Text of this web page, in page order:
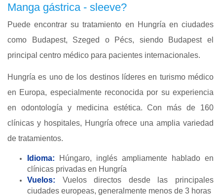
Manga gástrica - sleeve?
Puede encontrar su tratamiento en Hungría en ciudades
como Budapest, Szeged o Pécs, siendo Budapest el
principal centro médico para pacientes internacionales.
Hungría es uno de los destinos líderes en turismo médico
en Europa, especialmente reconocida por su experiencia
en odontología y medicina estética. Con más de 160
clínicas y hospitales, Hungría ofrece una amplia variedad
de tratamientos.
Idioma:
Húngaro, inglés ampliamente hablado en
clínicas privadas en Hungría
Vuelos: Vuelos directos desde las principales
ciudades europeas, generalmente menos de 3 horas